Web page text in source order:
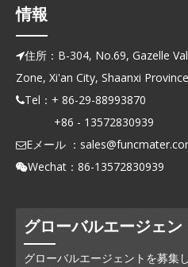
情報
住所：B-304, No.69, Gazelle
Zone, Xi'an City, Shaanxi
Tel：+ 86-29-88993870
+86 - 13572830939
Eメール ：
Wechat：86-13572830939
グローバルエージェン
グローバルエージェントを募集